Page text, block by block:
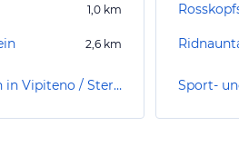
1,0 km
2,6 km
Sehenswürdigkeiten in Vipiteno / Sterzing